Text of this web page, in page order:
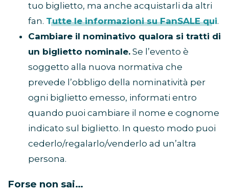
tuo biglietto, ma anche acquistarli da altri
fan. Tutte le informazioni su FanSALE qui.
Cambiare il nominativo qualora si tratti di
un biglietto nominale. Se l’evento è
soggetto alla nuova normativa che
prevede l’obbligo della nominatività per
ogni biglietto emesso, informati entro
quando puoi cambiare il nome e cognome
indicato sul biglietto. In questo modo puoi
cederlo/regalarlo/venderlo ad un’altra
persona.
Forse non sai…